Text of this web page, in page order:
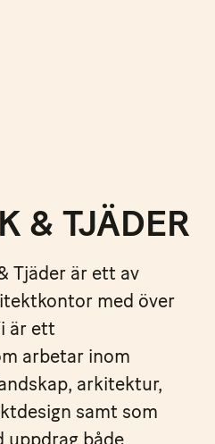
& TJÄDER
Tjäder är ett av
med över
är ett
arbetar inom
arkitektur,
samt som
uppdrag både